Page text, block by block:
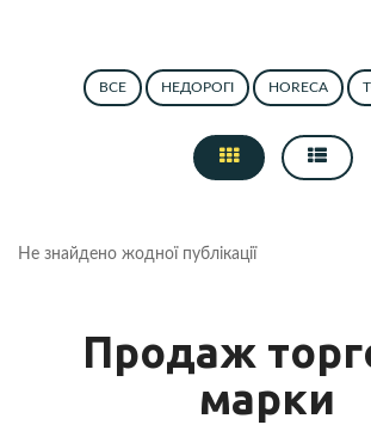
ВСЕ НЕДОРОГІ HORECA
Не знайдено жодної публікації
Продаж
марки